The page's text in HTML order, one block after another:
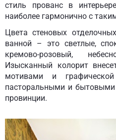
стиль прованс в
наиболее гармонично с
Цвета стеновых
ванной – это светлые,
кремово-розовый,
Изысканный колорит
мотивами и
пасторальными и
провинции.